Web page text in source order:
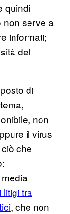
quindi
non serve a
informati;
del
di
non
il virus
che
i litigi tra
, che non